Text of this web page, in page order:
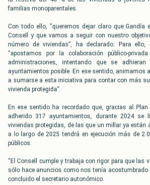
familias monoparentales.
Con todo ello, “queremos dejar claro que Gandía
Consell y que vamos a seguir con nuestro
número de viviendas”, ha declarado. Para ello,
“apostamos por la colaboración público-
administraciones, intentando que se
ayuntamientos posible. En ese sentido, animamos
a sumarse a esta iniciativa para contar con más
vivienda protegida”.
En ese sentido ha recordado que, gracias al
adherido 317 ayuntamientos, durante 2024 se
viviendas protegidas, de las que un millar ya están
a lo largo de 2025 tendrá en ejecución más de
públicos.
“El Consell cumple y trabaja con rigor para que las
sólo hace anuncios como nos tenía acostumbrado
concluido el secretario autonómico.